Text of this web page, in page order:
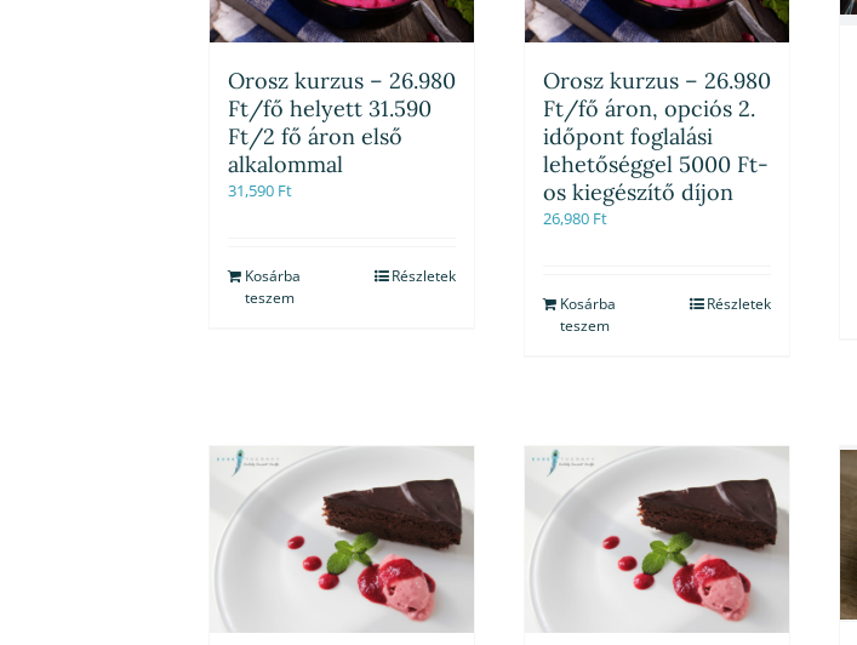
Orosz kurzus – 26.980
Ft/fő helyett 31.590
Ft/2 fő áron első
alkalommal
31,590 Ft
Kosárba
teszem
Részletek
Orosz kurzus – 26.980
Ft/fő áron, opciós 2.
időpont foglalási
lehetőséggel 5000 Ft-
os kiegészítő díjon
26,980 Ft
Kosárba
teszem
Részletek